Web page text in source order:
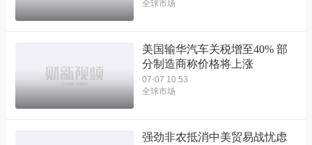
全球市场
美国输华汽车关税增至40% 部
分制造商称价格将上涨
07-07 10:53
全球市场
强劲非农抵消中美贸易战忧虑